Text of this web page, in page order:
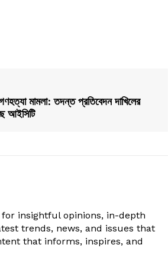
মামলা: তদন্ত প্রতিবেদন দাখিলের
আইসিটি
insightful opinions, in-depth
trends, news, and issues that
that informs, inspires, and